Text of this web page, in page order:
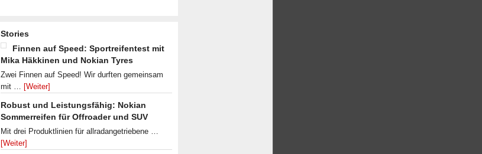
Stories
Finnen auf Speed: Sportreifentest mit
Mika Häkkinen und Nokian Tyres
Zwei Finnen auf Speed! Wir durften gemeinsam
mit … [Weiter]
Robust und Leistungsfähig: Nokian
Sommerreifen für Offroader und SUV
Mit drei Produktlinien für allradangetriebene …
[Weiter]